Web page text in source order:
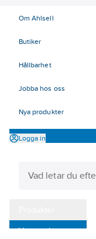
Om Ahlsell
Butiker
Hållbarhet
Jobba hos oss
Nya produkter
Logga in
Varumärken